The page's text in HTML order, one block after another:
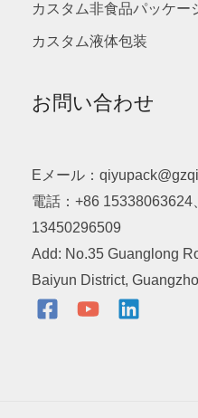
カスタム非食品パッケー
カスタム液体包装
お問い合わせ
Eメール：
電話：+86
13450296509
Add: No.35 Guanglong
Baiyun District,